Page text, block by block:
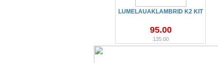
LUMELAUAKLAMBRID K2 KIT
95.00
135.00